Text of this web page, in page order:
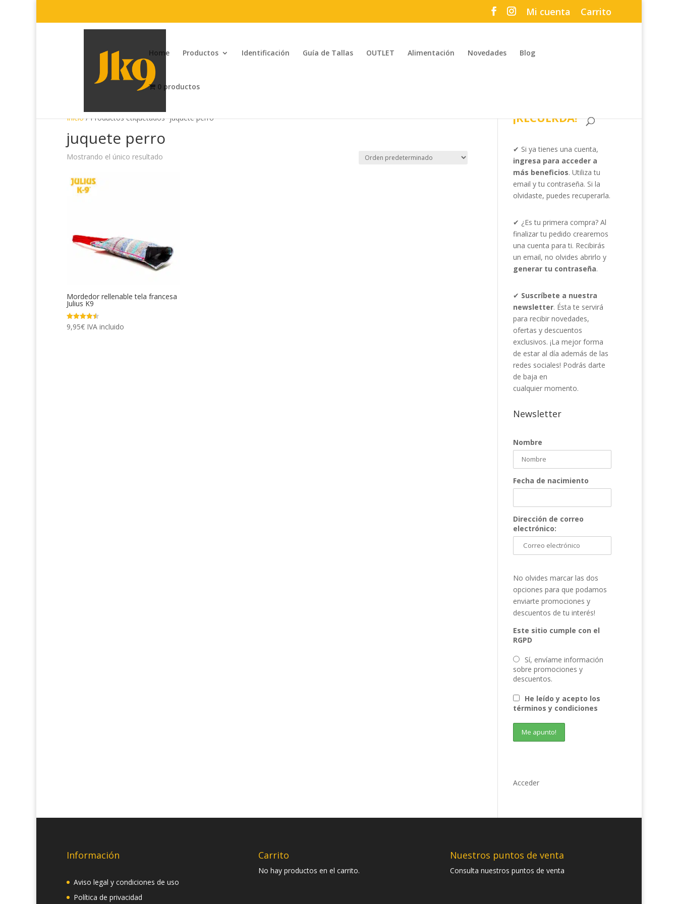
Mi cuenta Carrito
Home Productos Identificación Guía de Tallas OUTLET Alimentación Novedades Blog
0 productos
Inicio/ Productos etiquetados “juquete perro”
juquete perro
Mostrando el único resultado
Mordedor rellenable tela francesa
Julius K9
Valorado
con
9,95€ IVA incluido
¡RECUERDA!
✔ Si ya tienes una cuenta,
ingresa para acceder a
más beneficios. Utiliza tu
email y tu contraseña. Si la
olvidaste, puedes recuperarla.
✔ ¿Es tu primera compra? Al
finalizar tu pedido crearemos
una cuenta para ti. Recibirás
un email, no olvides abrirlo y
generar tu contraseña.
✔ Suscríbete a nuestra
newsletter. Ésta te servirá
para recibir novedades,
ofertas y descuentos
exclusivos. ¡La mejor forma
de estar al día además de las
redes sociales! Podrás darte
de baja en
cualquier momento.
Newsletter
Nombre
Fecha de nacimiento
Dirección de correo
electrónico:
No olvides marcar las dos
opciones para que podamos
enviarte promociones y
descuentos de tu interés!
Este sitio cumple con el
RGPD
Sí, envíame información
sobre promociones y
descuentos.
He leído y acepto los
términos y condiciones
Acceder
Información
Aviso legal y condiciones de uso
Política de privacidad
Carrito
No hay productos en el carrito.
Nuestros puntos de venta
Consulta nuestros puntos de venta